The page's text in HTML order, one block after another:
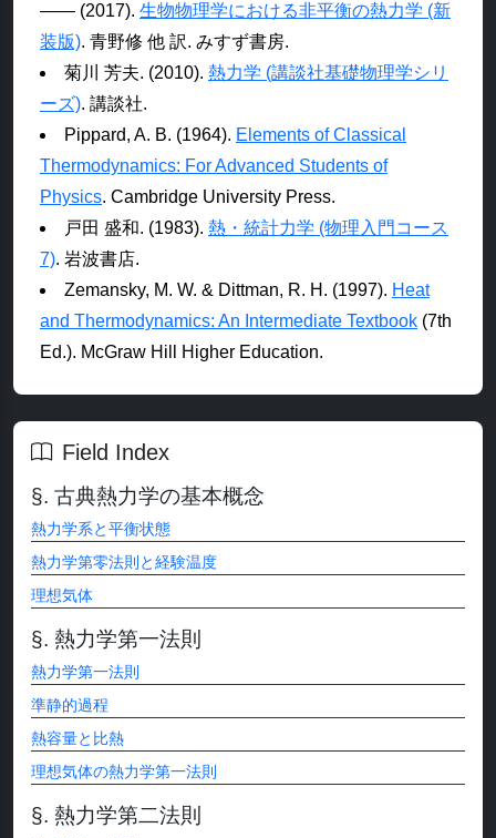
―― (2017). 生物物理学における非平衡の熱力学 (新
装版). 青野修 他 訳. みすず書房.
菊川 芳夫. (2010). 熱力学 (講談社基礎物理学シリ
ーズ). 講談社.
Pippard, A. B. (1964). Elements of Classical
Thermodynamics: For Advanced Students of
Physics. Cambridge University Press.
戸田 盛和. (1983). 熱・統計力学 (物理入門コース
7). 岩波書店.
Zemansky, M. W. & Dittman, R. H. (1997). Heat
and Thermodynamics: An Intermediate Textbook (7th
Ed.). McGraw Hill Higher Education.
Field Index
古典熱力学の基本概念
熱力学系と平衡状態
熱力学第零法則と経験温度
理想気体
熱力学第一法則
熱力学第一法則
準静的過程
熱容量と比熱
理想気体の熱力学第一法則
熱力学第二法則